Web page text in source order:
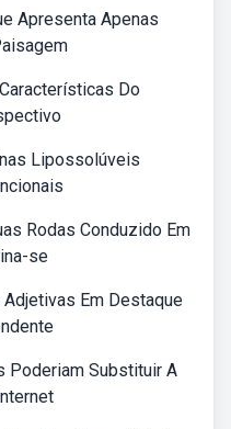
Apresenta Apenas
Do
Lipossolúveis
Rodas Conduzido Em
se
Em Destaque
Poderiam Substituir A